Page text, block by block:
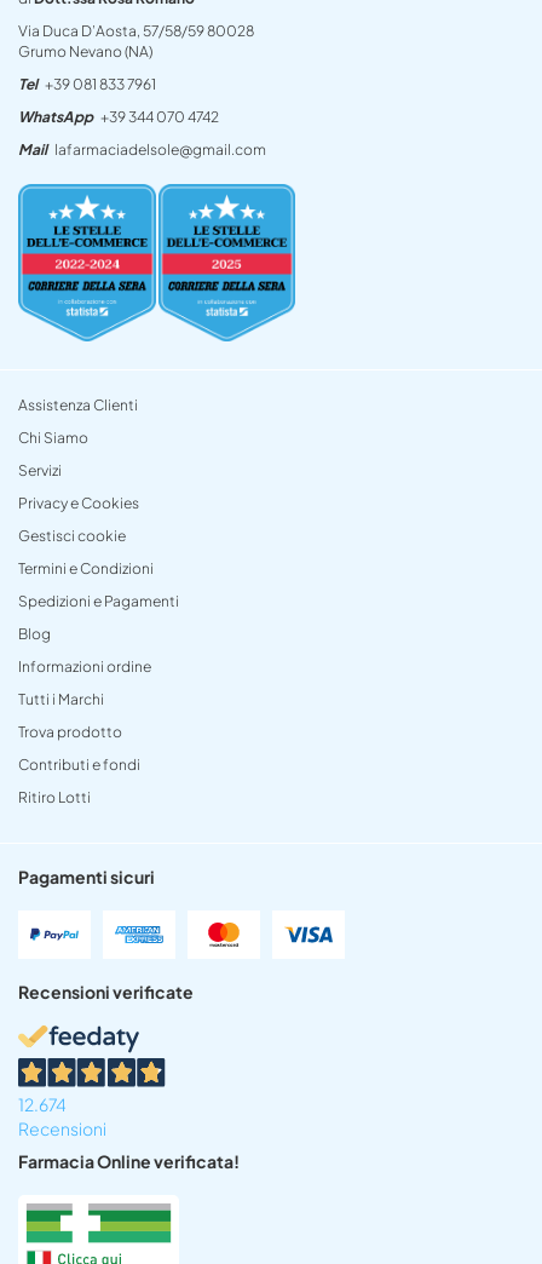
Via Duca D’Aosta, 57/58/59 80028
Grumo Nevano (NA)
Tel +39 081 833 7961
WhatsApp +39 344 070 4742
Mail lafarmaciadelsole@gmail.com
Assistenza Clienti
Chi Siamo
Servizi
Privacy e Cookies
Gestisci cookie
Termini e Condizioni
Spedizioni e Pagamenti
Blog
Informazioni ordine
Tutti i Marchi
Trova prodotto
Contributi e fondi
Ritiro Lotti
Pagamenti sicuri
Recensioni verificate
12.674
Recensioni
Farmacia Online verificata!